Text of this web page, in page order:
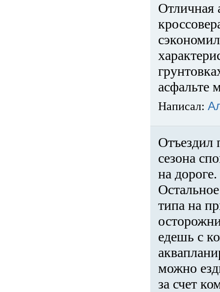
Отличная
асфальте
Написал:
Отъездил
сезона
на
типа на
едешь с
можно
за счет